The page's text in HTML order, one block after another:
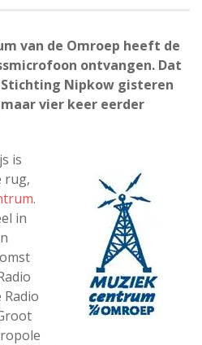
van de Omroep heeft de
ontvangen. Dat
Nipkow gisteren
vier keer eerder
is
rug,
.
in